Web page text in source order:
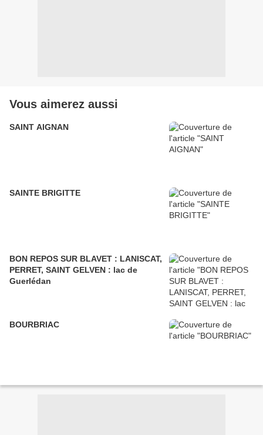
Vous aimerez aussi
SAINT AIGNAN
SAINTE BRIGITTE
BON REPOS SUR BLAVET : LANISCAT,
PERRET, SAINT GELVEN : lac de
Guerlédan
BOURBRIAC